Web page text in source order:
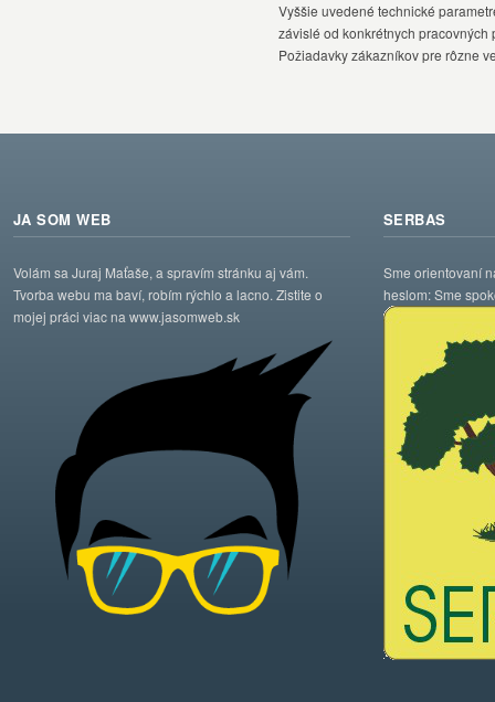
Vyššie uvedené technické
závislé od konkrétnych pracovných
Požiadavky zákazníkov pre rôzne
JA SOM WEB
Volám sa Juraj Maťaše, a spravím stránku aj vám.
Tvorba webu ma baví, robím rýchlo a lacno. Zistite o
mojej práci viac na www.jasomweb.sk
SERBAS
Sme orientovaní
heslom: Sme